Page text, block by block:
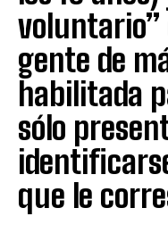
voluntario”
gente de
habilitada
sólo
que le